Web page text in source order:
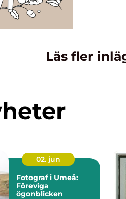
Läs fler
02. jun
Fotograf i Umeå:
Föreviga
ögonblicken